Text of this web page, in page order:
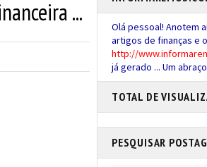
...
Olá pessoal! Anotem
artigos de finanças e
http://
já gerado ... Um
TOTAL DE
PESQUISAR